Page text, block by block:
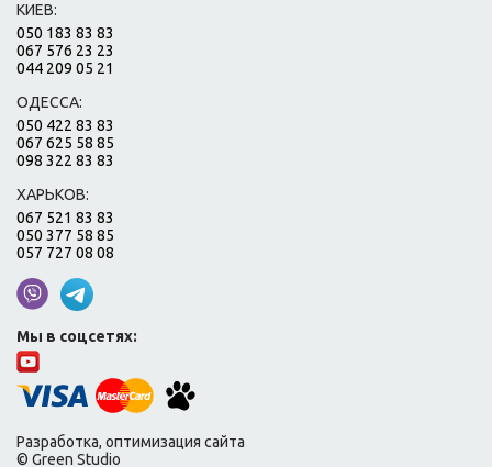
КИЕВ:
050 183 83 83
067 576 23 23
044 209 05 21
ОДЕССА:
050 422 83 83
067 625 58 85
098 322 83 83
ХАРЬКОВ:
067 521 83 83
050 377 58 85
057 727 08 08
Мы в соцсетях:
Разработка, оптимизация сайта
© Green Studio